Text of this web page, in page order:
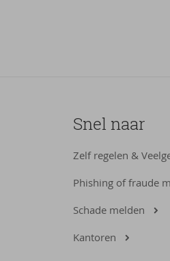
Snel naar
Zelf regelen &
Phishing of fraude
Schade melden
Kantoren